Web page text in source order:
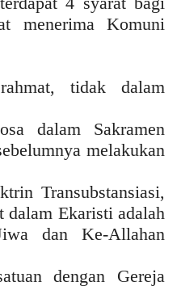
menerima Komuni
tidak dalam
dalam Sakramen
melakukan
Transubstansiasi,
dalam Ekaristi adalah
dan Ke-Allahan
dengan Gereja